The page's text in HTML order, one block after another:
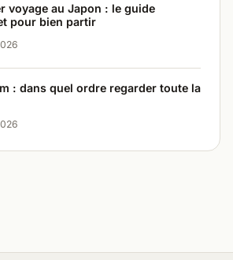
voyage au Japon : le guide
pour bien partir
: dans quel ordre regarder toute la